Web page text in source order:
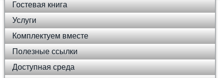
Гостевая книга
Услуги
Комплектуем вместе
Полезные ссылки
Доступная среда